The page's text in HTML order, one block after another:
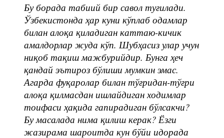
Бу борада табиий бир савол туғилади.
Ўзбекистонда ҳар куни кўплаб одамлар
билан алоқа қиладиган каттаю-кичик
амалдорлар жуда кўп. Шубҳасиз улар учун
ниқоб тақиш мажбурийдир. Бунга ҳеч
қандай эътироз бўлиши мумкин эмас.
Агарда фуқаролар билан тўғридан-тўғри
алоқа қилмасдан ишлайдиган ходимлар
тоифаси ҳақида гапирадиган бўлсакчи?
Бу масалада нима қилиш керак? Ёзги
жазирама шароитда кун бўйи идорада